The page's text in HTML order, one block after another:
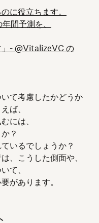
に役立ちます。
間予測を、
」- @VitalizeVC の
て考慮したかどうか
ば、
には、
？
いるでしょうか？
、こうした側面や、
て、
があります。